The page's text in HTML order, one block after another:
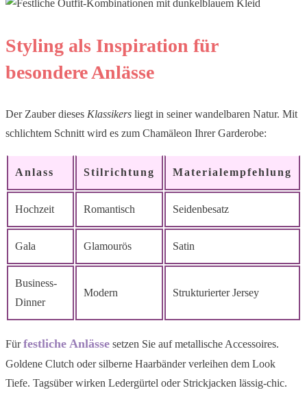
Styling als Inspiration für
besondere Anlässe
Der Zauber dieses Klassikers liegt in seiner wandelbaren Natur. Mit
schlichtem Schnitt wird es zum Chamäleon Ihrer Garderobe:
Anlass Stilrichtung Materialempfehlung
Hochzeit Romantisch Seidenbesatz
Gala Glamourös Satin
Business-
Dinner
Modern Strukturierter Jersey
Fürfestliche Anlässe setzen Sie auf metallische Accessoires.
Goldene Clutch oder silberne Haarbänder verleihen dem Look
Tiefe. Tagsüber wirken Ledergürtel oder Strickjacken lässig-chic.